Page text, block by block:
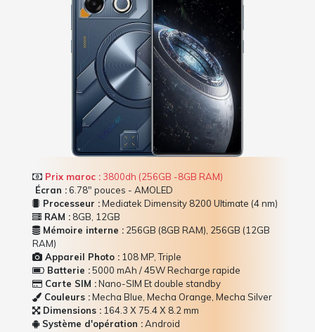
Prix maroc : 3800dh (256GB -8GB RAM)
Écran :6.78" pouces - AMOLED
Processeur :Mediatek Dimensity 8200 Ultimate (4 nm)
RAM : 8GB, 12GB
Mémoire interne : 256GB (8GB RAM), 256GB (12GB
RAM)
Appareil Photo : 108 MP, Triple
Batterie :5000 mAh / 45W Recharge rapide
Carte SIM :Nano-SIM Et double standby
Couleurs :Mecha Blue, Mecha Orange, Mecha Silver
Dimensions : 164.3 Х 75.4 Х 8.2 mm
Système d'opération :Android